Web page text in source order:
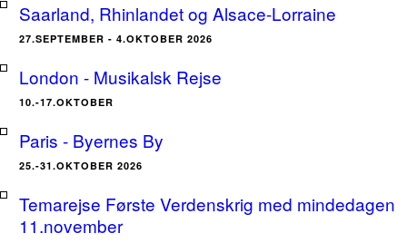
Saarland, Rhinlandet og Alsace-Lorraine
27.SEPTEMBER - 4.OKTOBER 2026
London - Musikalsk Rejse
10.-17.OKTOBER
Paris - Byernes By
25.-31.OKTOBER 2026
Temarejse Første Verdenskrig med mindedagen
11.november